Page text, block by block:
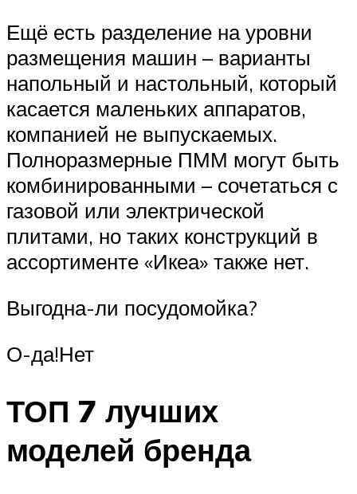
Ещё есть разделение на уровни
размещения машин – варианты
напольный и настольный, который
касается маленьких аппаратов,
компанией не выпускаемых.
Полноразмерные ПММ могут быть
комбинированными – сочетаться с
газовой или электрической
плитами, но таких конструкций в
ассортименте «Икеа» также нет.
Выгодна-ли посудомойка?
О-да!Нет
ТОП 7 лучших
моделей бренда